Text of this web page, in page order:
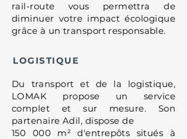
rail-route vous permettra de
diminuer votre impact écologique
grâce à un transport responsable.
LOGISTIQUE
Du transport et de la logistique,
LOMAK propose un service
complet et sur mesure. Son
partenaire Adil, dispose de
150 000 m² d'entrepôts situés à